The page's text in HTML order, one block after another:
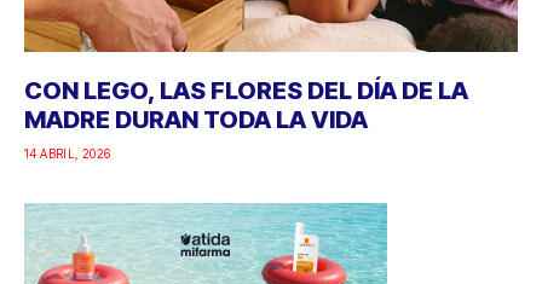
CON LEGO, LAS FLORES DEL DÍA DE LA
MADRE DURAN TODA LA VIDA
14 ABRIL, 2026